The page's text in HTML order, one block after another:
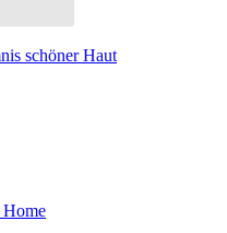
schöner Haut
Home